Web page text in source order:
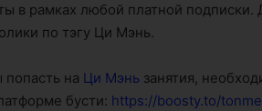
в рамках любой платной подписки.
по тэгу Ци Мэнь.
на Ци Мэнь занятия,
бусти: https://boosty.to/